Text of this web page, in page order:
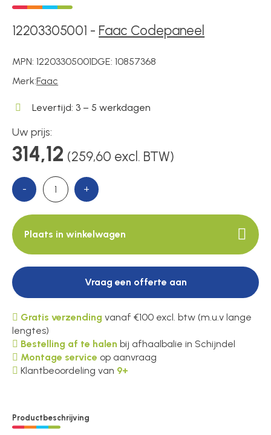
12203305001 - Faac Codepaneel
MPN:12203305001DGE:10857368
Merk:Faac
Levertijd: 3 – 5 werkdagen
Uw prijs:
314,12 (259,60 excl. BTW)
- +
Plaats in winkelwagen
Vraag een offerte aan
Gratis verzending vanaf €100 excl. btw (m.u.v lange
lengtes)
Bestelling af te halen bij afhaalbalie in Schijndel
Montage service op aanvraag
Klantbeoordeling van 9+
Productbeschrijving